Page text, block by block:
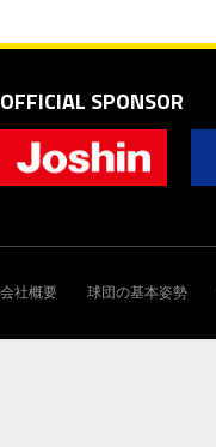
OFFICIAL SPONSOR
会社概要 球団の基本姿勢